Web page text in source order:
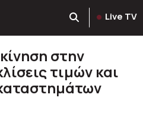
Live TV
στην
τιμών και